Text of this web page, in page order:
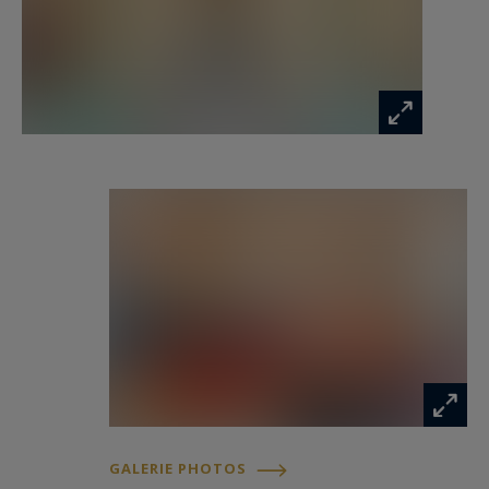
à une division partielle ou totale, selon vos
côté jardin, un second salon avec cheminée feu
de bois et une vaste salle à manger baignée de
GALERIE PHOTOS